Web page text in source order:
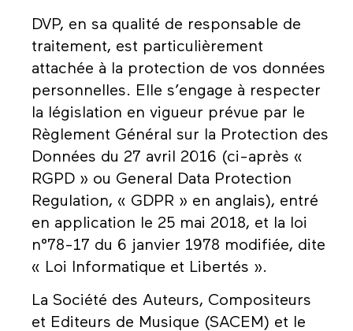
DVP, en sa qualité de responsable de
traitement, est particulièrement
attachée à la protection de vos données
personnelles. Elle s’engage à respecter
la législation en vigueur prévue par le
Règlement Général sur la Protection des
Données du 27 avril 2016 (ci-après «
RGPD » ou General Data Protection
Regulation, « GDPR » en anglais), entré
en application le 25 mai 2018, et la loi
n°78-17 du 6 janvier 1978 modifiée, dite
« Loi Informatique et Libertés ».
La Société des Auteurs, Compositeurs
et Editeurs de Musique (SACEM) et le